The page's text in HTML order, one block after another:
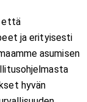
että
ja erityisesti
asumisen
hyvän